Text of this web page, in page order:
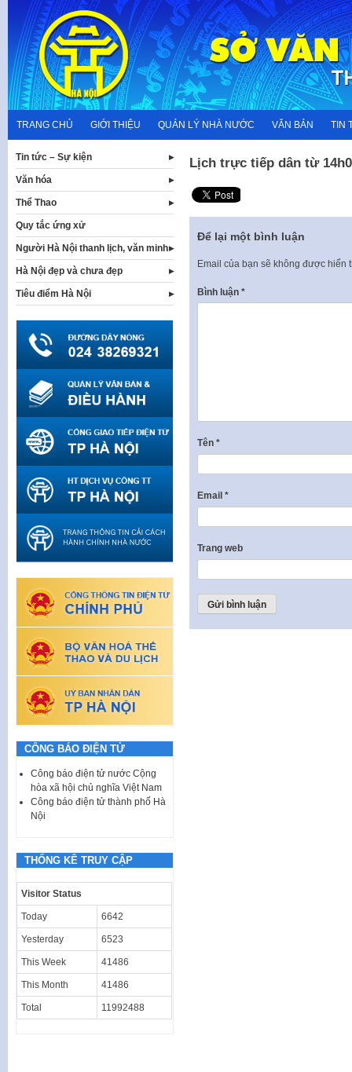
content
TRANG CHỦ GIỚI THIỆU QUẢN LÝ NHÀ NƯỚC VĂN BẢN TIN
Lịch trực tiếp dân từ
Để lại một bình luận
Email của bạn sẽ không được hiển
Bình luận *
Tên *
Email *
Trang web
Tin tức – Sự kiện
Văn hóa
Thể Thao
Quy tắc ứng xử
Người Hà Nội thanh lịch, văn minh
Hà Nội đẹp và chưa đẹp
Tiêu điểm Hà Nội
CÔNG BÁO ĐIỆN TỬ
Công báo điện tử nước Cộng
hòa xã hội chủ nghĩa Việt Nam
Công báo điện tử thành phố Hà
Nội
THỐNG KÊ TRUY CẬP
Visitor Status
Today 6642
Yesterday 6523
This Week 41486
This Month 41486
Total 11992488